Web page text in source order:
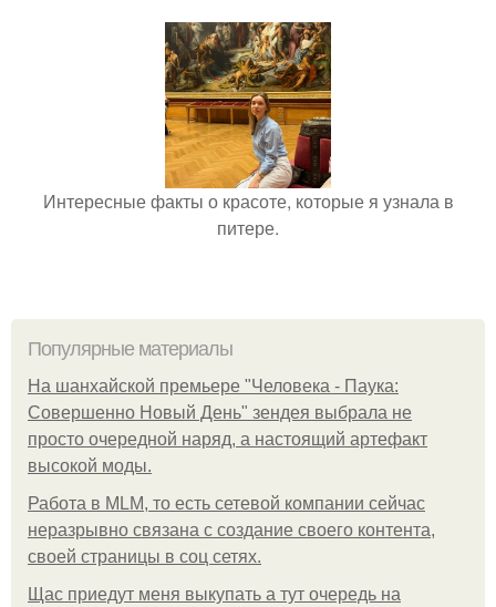
Интересные факты о красоте, которые я узнала в
питере.
Популярные материалы
На шанхайской премьере "Человека - Паука:
Совершенно Новый День" зендея выбрала не
просто очередной наряд, а настоящий артефакт
высокой моды.
Работа в MLM, то есть сетевой компании сейчас
неразрывно связана с создание своего контента,
своей страницы в соц сетях.
Щас приедут меня выкупать а тут очередь на